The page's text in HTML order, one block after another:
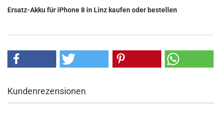
Ersatz-Akku für iPhone 8 in Linz kaufen oder bestellen
Kundenrezensionen